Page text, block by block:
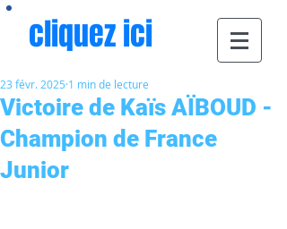
cliquez ici
Victoire de Kaïs AÏBOUD -
Champion de France
Junior
23 févr. 2025 1 min de lecture